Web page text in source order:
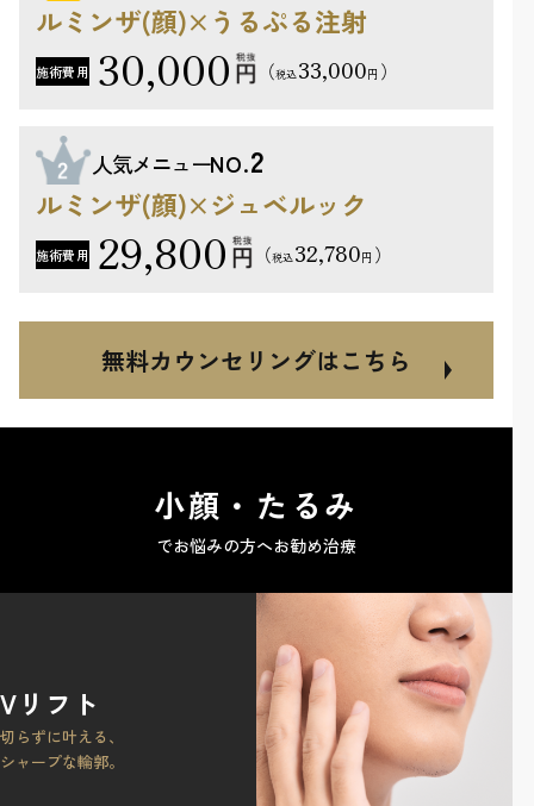
ルミンザ(顔)×うるぷる注射
施術費用 30,000 （税込33,000円 ）
人気メニューNO.2
ルミンザ(顔)×ジュベルック
施術費用 29,800 （税込32,780円 ）
無料カウンセリングはこちら
小顔・たるみ
でお悩みの方へお勧め治療
Vリフト
切らずに叶える、
シャープな輪郭。